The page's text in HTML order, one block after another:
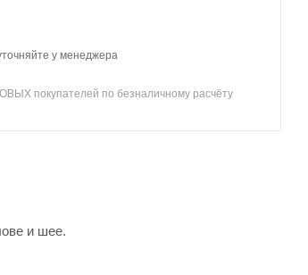
у менеджера
покупателей по безналичному расчёту
и шее.